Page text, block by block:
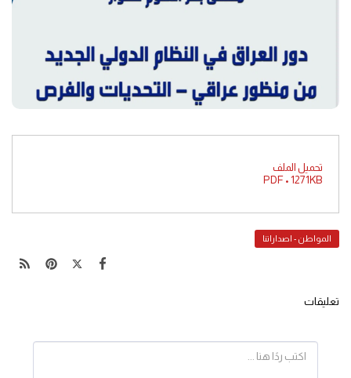
تحميل الملف
PDF • 1271KB
المواطن - اصداراتنا
تعليقات